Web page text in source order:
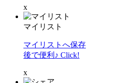
x
マイリスト
マイリストへ保存
後で便利♪ Click!
x